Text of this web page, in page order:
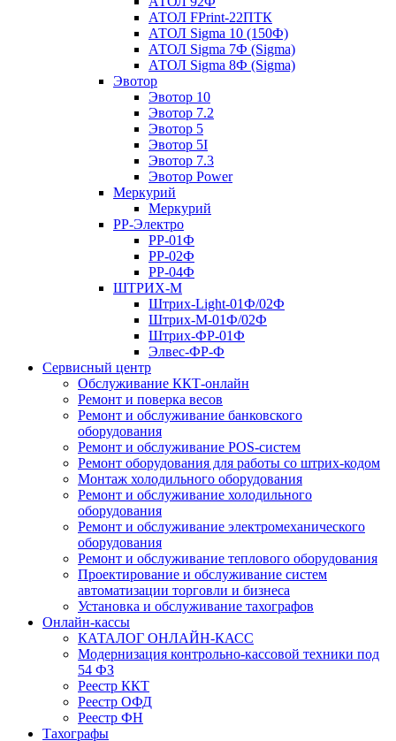
АТОЛ FPrint-22ПТК
АТОЛ Sigma 10 (150Ф)
АТОЛ Sigma 7Ф (Sigma)
АТОЛ Sigma 8Ф (Sigma)
Эвотор
Эвотор 10
Эвотор 7.2
Эвотор 5
Эвотор 5I
Эвотор 7.3
Эвотор Power
Меркурий
Меркурий
РР-Электро
РР-01Ф
РР-02Ф
РР-04Ф
ШТРИХ-М
Штрих-Light-01Ф/02Ф
Штрих-М-01Ф/02Ф
Штрих-ФР-01Ф
Элвес-ФР-Ф
Сервисный центр
Обслуживание ККТ-онлайн
Ремонт и поверка весов
Ремонт и обслуживание банковского
оборудования
Ремонт и обслуживание POS-систем
Ремонт оборудования для работы со штрих-кодом
Монтаж холодильного оборудования
Ремонт и обслуживание холодильного
оборудования
Ремонт и обслуживание электромеханического
оборудования
Ремонт и обслуживание теплового оборудования
Проектирование и обслуживание систем
автоматизации торговли и бизнеса
Установка и обслуживание тахографов
Онлайн-кассы
КАТАЛОГ ОНЛАЙН-КАСС
Модернизация контрольно-кассовой техники под
54 ФЗ
Реестр ККТ
Реестр ОФД
Реестр ФН
Тахографы